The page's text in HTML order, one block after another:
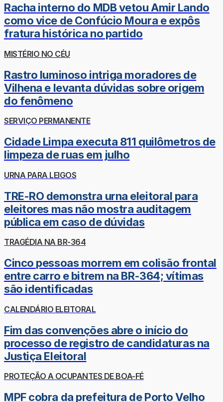
Racha interno do MDB vetou Amir Lando
como vice de Confúcio Moura e expôs
fratura histórica no partido
MISTÉRIO NO CÉU
Rastro luminoso intriga moradores de
Vilhena e levanta dúvidas sobre origem
do fenômeno
SERVIÇO PERMANENTE
Cidade Limpa executa 811 quilômetros de
limpeza de ruas em julho
URNA PARA LEIGOS
TRE-RO demonstra urna eleitoral para
eleitores mas não mostra auditagem
pública em caso de dúvidas
TRAGÉDIA NA BR-364
Cinco pessoas morrem em colisão frontal
entre carro e bitrem na BR-364; vítimas
são identificadas
CALENDÁRIO ELEITORAL
Fim das convenções abre o início do
processo de registro de candidaturas na
Justiça Eleitoral
PROTEÇÃO A OCUPANTES DE BOA-FÉ
MPF cobra da prefeitura de Porto Velho